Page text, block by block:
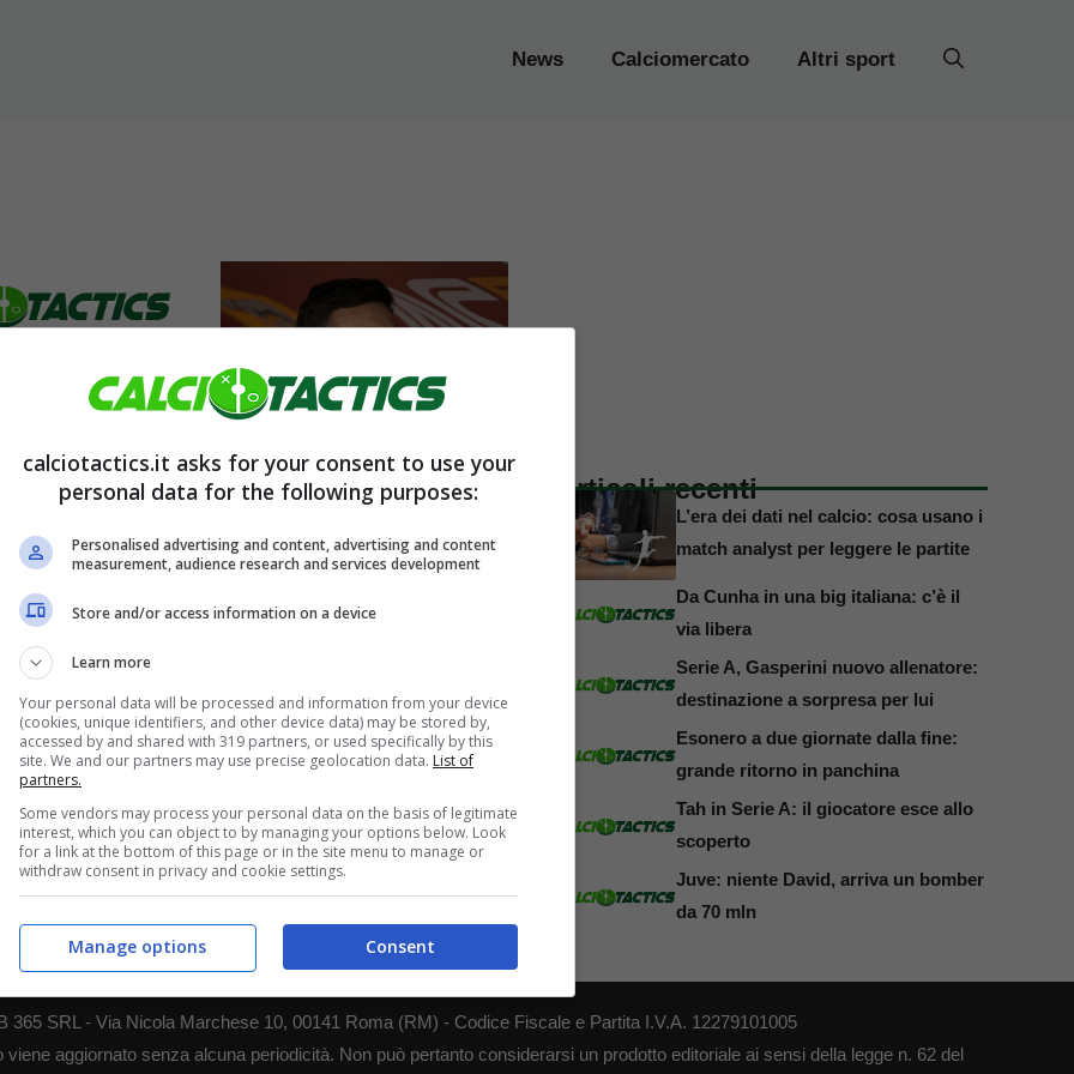
News Calciomercato Altri sport
Serie A: il
Roma, rivoluzione in
difesa a gennaio: il
nuovo obiettivo
21 Novembre 2023
Articoli recenti
L’era dei dati nel calcio: cosa usano i
match analyst per leggere le partite
Da Cunha in una big italiana: c’è il
via libera
Serie A, Gasperini nuovo allenatore:
destinazione a sorpresa per lui
Esonero a due giornate dalla fine:
grande ritorno in panchina
Tah in Serie A: il giocatore esce allo
scoperto
Juve: niente David, arriva un bomber
da 70 mln
365 SRL - Via Nicola Marchese 10, 00141 Roma (RM) - Codice Fiscale e Partita I.V.A. 12279101005
aggiornato senza alcuna periodicità. Non può pertanto considerarsi un prodotto editoriale ai sensi della legge n. 62 del
calciotactics.it asks for your consent to use your
personal data for the following purposes:
Personalised advertising and content, advertising and content
measurement, audience research and services development
Store and/or access information on a device
Learn more
Your personal data will be processed and information from your device
(cookies, unique identifiers, and other device data) may be stored by,
accessed by and shared with 319 partners, or used specifically by this
site. We and our partners may use precise geolocation data. List of
partners.
Some vendors may process your personal data on the basis of legitimate
interest, which you can object to by managing your options below. Look
for a link at the bottom of this page or in the site menu to manage or
withdraw consent in privacy and cookie settings.
Consent
Manage options